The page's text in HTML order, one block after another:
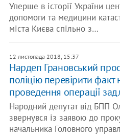
Уперше в історії України
допомоги та медицини
міста Києва спільно з…
12 листопада 2018, 15:37
Нардеп Грановський
поліцію перевірити факт
проведення операції
Народний депутат від БПП
звернувся із заявою до
начальника Головного